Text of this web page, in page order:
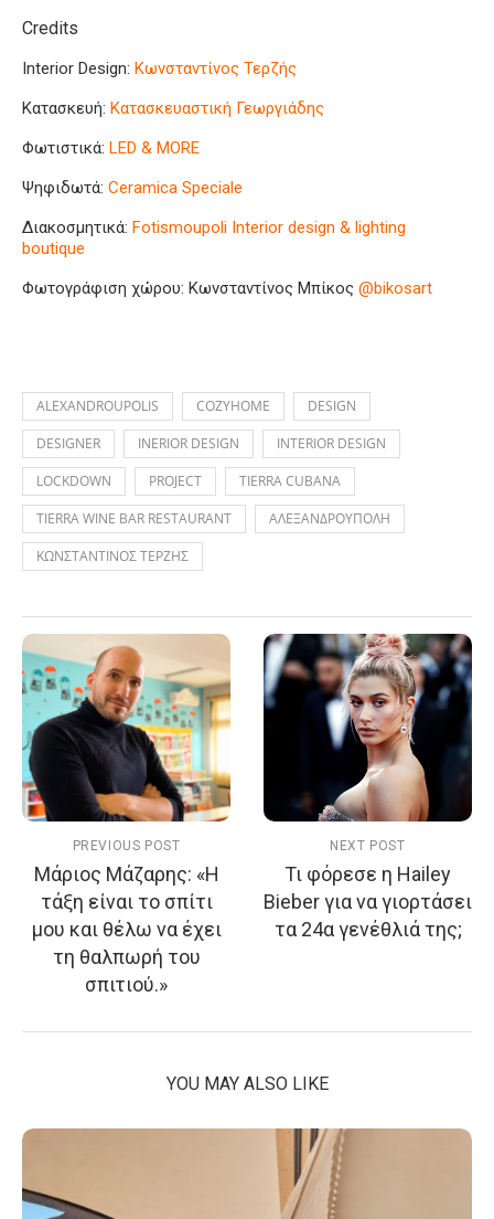
Credits
Interior Design: Κωνσταντίνος Τερζής
Κατασκευή: Kατασκευαστική Γεωργιάδης
Φωτιστικά: LED & MORE
Ψηφιδωτά: Ceramica Speciale
Διακοσμητικά: Fotismoupoli Interior design & lighting
boutique
Φωτογράφιση χώρου: Κωνσταντίνος Μπίκος @bikosart
ALEXANDROUPOLIS COZYHOME
DESIGN
DESIGNER
INERIOR DESIGN
INTERIOR DESIGN
LOCKDOWN
PROJECT
TIERRA CUBANA
TIERRA WINE BAR RESTAURANT
ΑΛΕΞΑΝΔΡΟΥΠΟΛΗ
ΚΩΝΣΤΑΝΤΙΝΟΣ ΤΕΡΖΗΣ
PREVIOUS POST
Mάριος Μάζαρης: «Η
τάξη είναι το σπίτι
μου και θέλω να έχει
τη θαλπωρή του
σπιτιού.»
NEXT POST
Τι φόρεσε η Hailey
Bieber για να γιορτάσει
τα 24α γενέθλιά της;
YOU MAY ALSO LIKE